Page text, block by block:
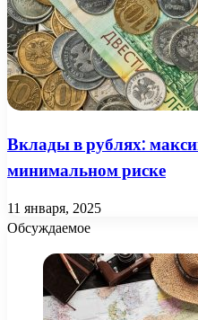
Вклады в рублях:
минимальном риске
11 января, 2025
Обсуждаемое